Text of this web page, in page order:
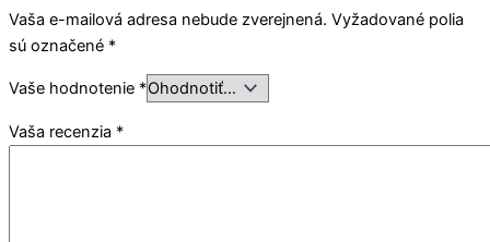
Vaša e-mailová adresa nebude zverejnená. Vyžadované polia
sú označené *
Vaše hodnotenie *
Vaša recenzia *